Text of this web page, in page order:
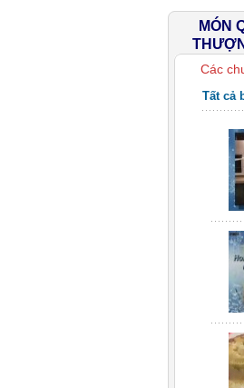
MÓN
Các
Tất cả